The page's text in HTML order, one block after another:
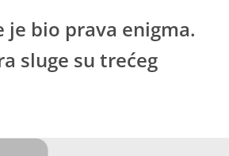
je bio prava enigma.
sluge su trećeg